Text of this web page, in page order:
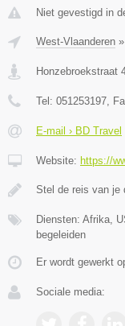
Niet gevestigd in
West-Vlaanderen »
Honzebroekstraat
Tel: 051253197,
E-mail › BD Travel
Website: https://
Stel de reis van je
Diensten: Afrika,
begeleiden
Er wordt gewerkt
Sociale media: